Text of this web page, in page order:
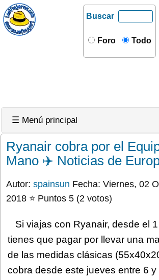
Buscar
Foro Todo
☰ Menú principal
Ryanair cobra por el
Mano ✈️ Noticias de
Autor: spainsun Fecha: Viernes, 02
2018 ⭐ Puntos 5 (2 votos)
Si viajas con Ryanair, desde el
tienes que pagar por llevar una
de las medidas clásicas
cobra desde este jueves entre 6 y